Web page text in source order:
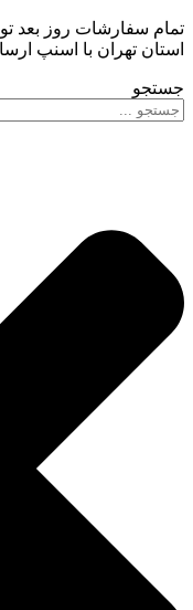
تمام سفارشات روز بعد
استان تهران با اسنپ
جستجو